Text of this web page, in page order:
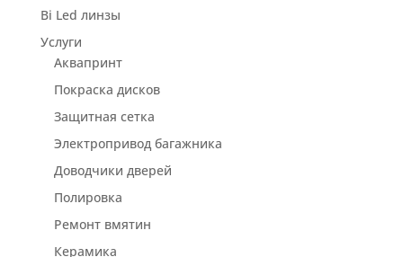
Bi Led линзы
Услуги
Аквапринт
Покраска дисков
Защитная сетка
Электропривод багажника
Доводчики дверей
Полировка
Ремонт вмятин
Керамика